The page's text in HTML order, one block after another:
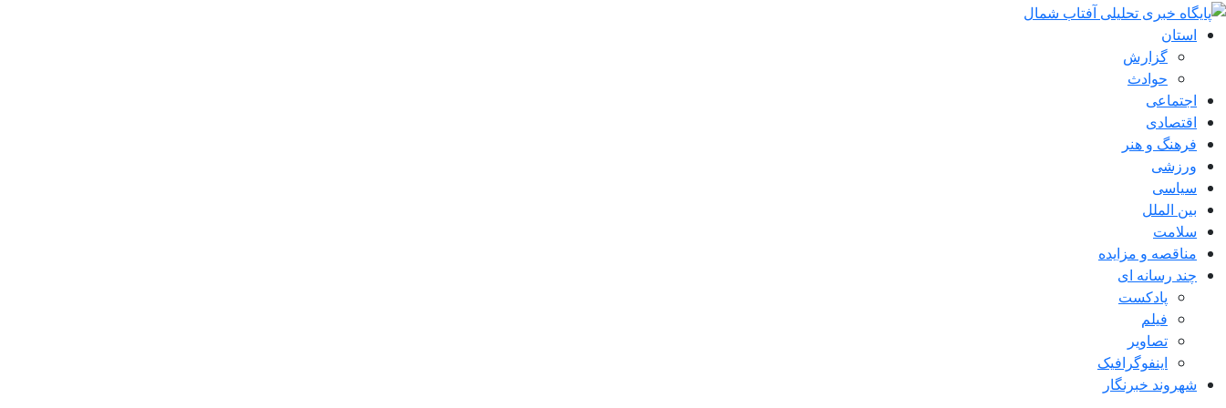
استان
گزارش
حوادث
اجتماعی
اقتصادی
فرهنگ و هنر
ورزشی
سیاسی
بین الملل
سلامت
مناقصه و مزایده
چند رسانه ای
پادکست
فیلم
تصاویر
اینفوگرافیک
شهروند خبرنگار